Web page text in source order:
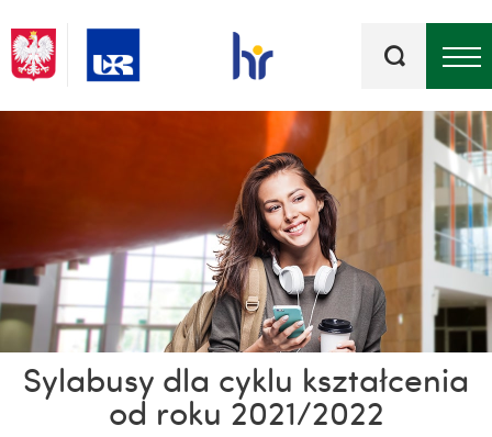
kluczowe
Sylabusy dla cyklu kształcenia
od roku 2021/2022